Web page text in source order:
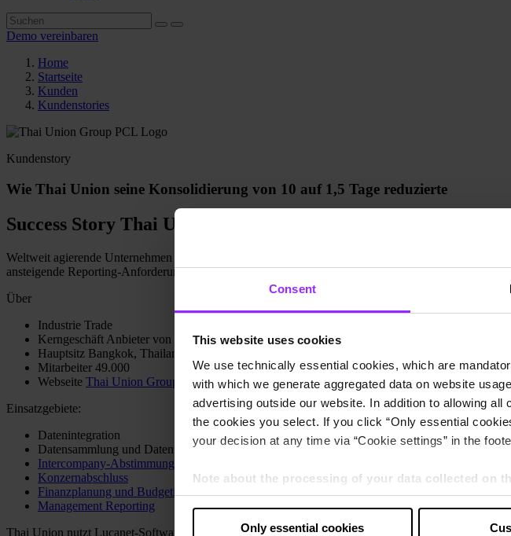
Consent
This website uses cookies
We use technically essential cookies, which are
with which we generate aggregated data on website
advertising outside our website. In addition to allowing
the cookies you select. If you click “Only essential
your decision at any time via “Cookie settings” in the
Note about the processing of your data collected on
By clicking “Allow all cookies” you also agree that your
Only essential cookies
Demo vereinbaren
Home
Startseite
Kunden
Kundenstories
Kundenstory
Wie Thai Union seine Konsolidierung von 10 auf 1,5 Tage reduzierte
Success Story Thai Union Group
Weltweit agierende Unternehmen sind darauf angewiesen, ihren Konzernabschluss effizient zu
ansteigende Reporting-Anforderungen stellen sie vor große Herausforderungen. Die Thai Union
Über
Industrie Trade
Kerngeschäft Anbieter von Fischprodukten
Hauptsitz Bangkok, Thailand
Mitarbeiter 49.000
Webseite Thai Union Group Homepage
Einsatzgebiete:
Datenintegration
Datensammlung und Datenvalidierung
Intercompany-Abstimmung
Konzernabschluss
Finanzplanung und Budgetierung
Management Reporting
Thai Union nutzt Lucanet-Software für: